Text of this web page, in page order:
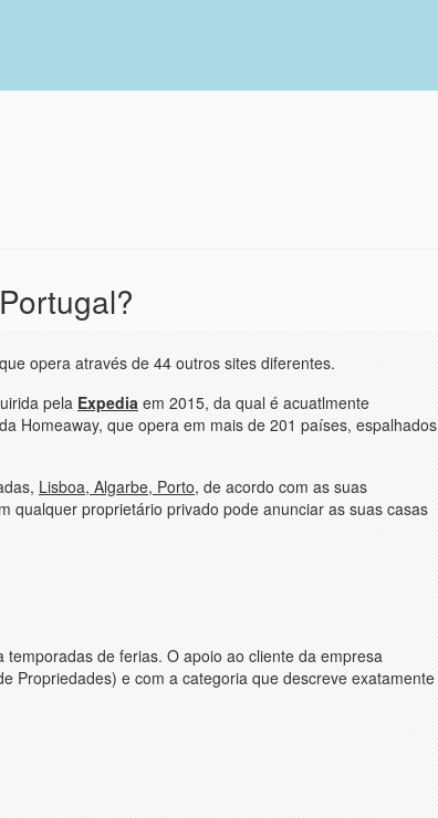
opera através de 44 outros sites diferentes.
pela Expedia em 2015, da qual é acuatlmente
Homeaway, que opera em mais de 201 países, espalhados
Lisboa, Algarbe, Porto, de acordo com as suas
qualquer proprietário privado pode anunciar as suas casas
de ferias. O apoio ao cliente da empresa
Propriedades) e com a categoria que descreve exatamente